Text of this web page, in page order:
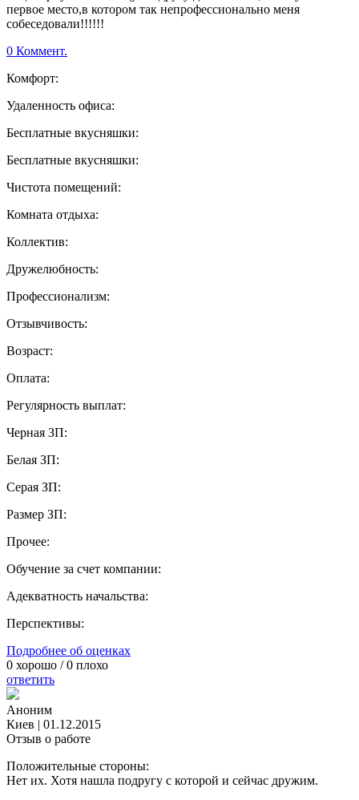
первое место,в котором так непрофессионально меня
собеседовали!!!!!!
0 Коммент.
Комфорт:
Удаленность офиса:
Бесплатные вкусняшки:
Бесплатные вкусняшки:
Чистота помещений:
Комната отдыха:
Коллектив:
Дружелюбность:
Профессионализм:
Отзывчивость:
Возраст:
Оплата:
Регулярность выплат:
Черная ЗП:
Белая ЗП:
Серая ЗП:
Размер ЗП:
Прочее:
Обучение за счет компании:
Адекватность начальства:
Перспективы:
Подробнее об оценках
0 хорошо /0 плохо
ответить
Аноним
Киев | 01.12.2015
Отзыв о работе
Положительные стороны:
Нет их. Хотя нашла подругу с которой и сейчас дружим.